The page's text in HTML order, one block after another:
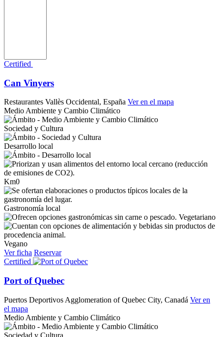
Certified
Can Vinyers
Restaurantes Vallès Occidental, España Ver en el mapa
Medio Ambiente y Cambio Climático
Sociedad y Cultura
Desarrollo local
Km0
Gastronomía local
Vegetariano
Vegano
Ver ficha Reservar
Certified
Port of Quebec
Puertos Deportivos Agglomeration of Quebec City, Canadá Ver en
el mapa
Medio Ambiente y Cambio Climático
Sociedad y Cultura